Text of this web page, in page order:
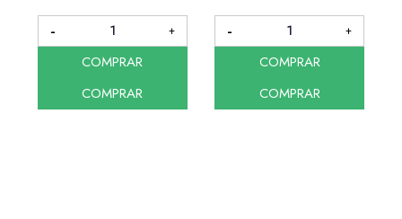
COMPRAR
COMPRAR
COMPRAR
COMPRAR